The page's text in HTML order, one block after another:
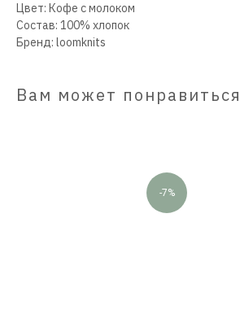
Цвет: Кофе с молоком
Состав: 100% хлопок
Бренд: loomknits
Вам может понравиться
-7%